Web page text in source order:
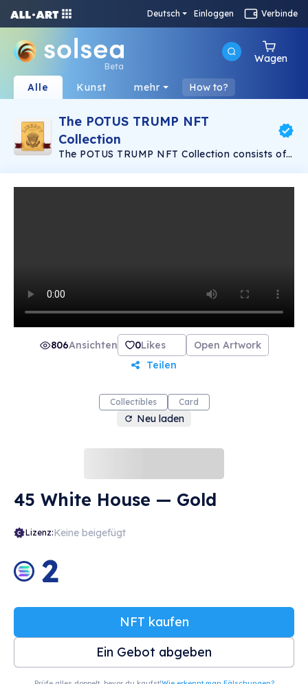
Deutsch Einloggen Verbinde
Beta
Wagen
Alle Kunst mehr How to?
The POTUS TRUMP NFT
Collection
The POTUS TRUMP NFT Collection consists of
moments from President Trump’s
Administration. The limited-edition Collection is
806Ansichten 0Likes
Open Artwork
Teilen
Collectibles Card
Neu laden
45 White House — Gold
Lizenz:Keine beigefügt
2
NFT kaufen
Ein Gebot abgeben